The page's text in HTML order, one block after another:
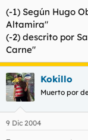
(-1) Según Hugo
Altamira"
(-2) descrito por
Carne"
Kokillo
Muerto por
9 Dic 2004